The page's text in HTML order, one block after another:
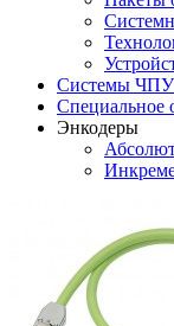
Системы
Специальное
Энкодеры